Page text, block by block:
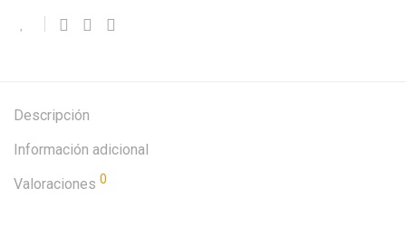
Descripción
Información adicional
Valoraciones 0